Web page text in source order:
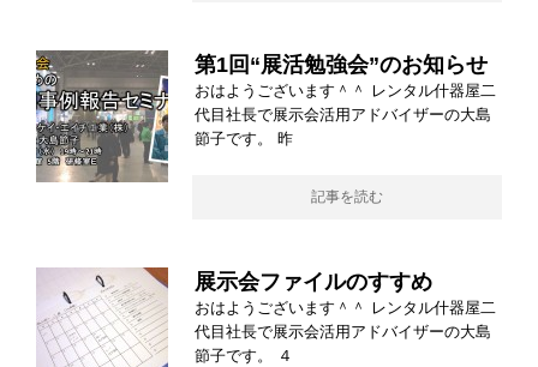
第1回“展活勉強会”のお知らせ
おはようございます＾＾ レンタル什器屋二
代目社長で展示会活用アドバイザーの大島
節子です。 昨
記事を読む
展示会ファイルのすすめ
おはようございます＾＾ レンタル什器屋二
代目社長で展示会活用アドバイザーの大島
節子です。 ４